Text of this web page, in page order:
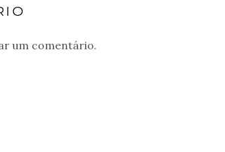
um comentário.